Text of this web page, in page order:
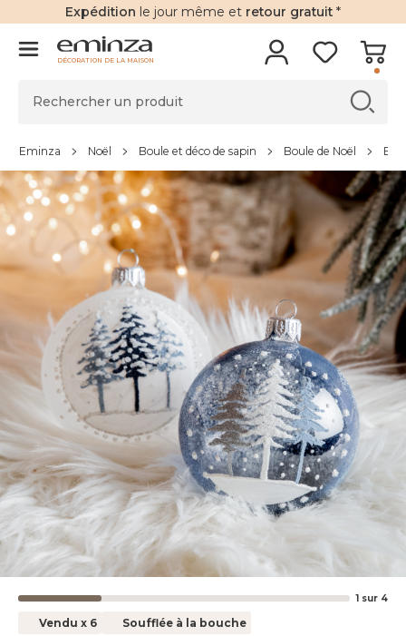
Expédition le jour même et retour gratuit *
DÉCORATION DE LA MAISON
Eminza Noël Boule et déco de sapin Boule de Noël
1 sur 4
Vendu x 6 Soufflée à la bouche